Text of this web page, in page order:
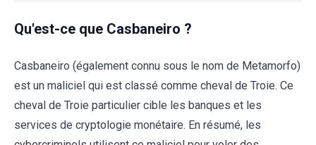
Qu'est-ce que Casbaneiro ?
Casbaneiro (également connu sous le nom de Metamorfo)
est un maliciel qui est classé comme cheval de Troie. Ce
cheval de Troie particulier cible les banques et les
services de cryptologie monétaire. En résumé, les